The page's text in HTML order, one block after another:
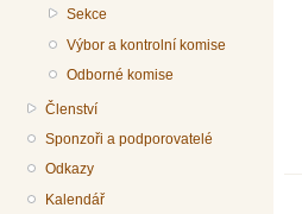
Sekce
Výbor a kontrolní komise
Odborné komise
Členství
Sponzoři a podporovatelé
Odkazy
Kalendář